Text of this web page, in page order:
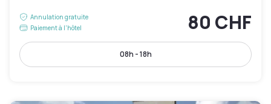
Annulation gratuite
Paiement à l'hôtel
80 CHF
08h - 18h